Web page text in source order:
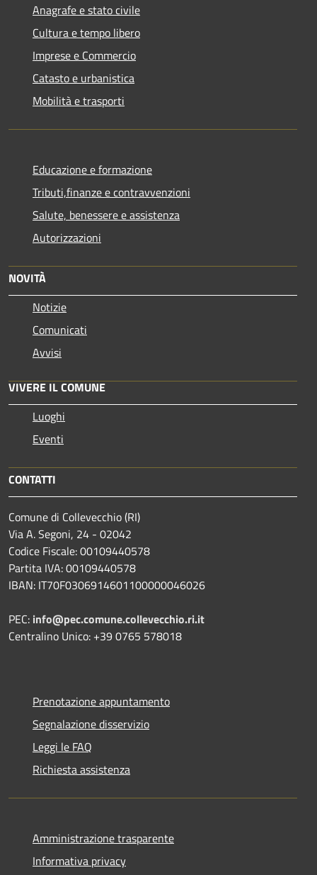
Anagrafe e stato civile
Cultura e tempo libero
Imprese e Commercio
Catasto e urbanistica
Mobilità e trasporti
Educazione e formazione
Tributi,finanze e contravvenzioni
Salute, benessere e assistenza
Autorizzazioni
NOVITÀ
Notizie
Comunicati
Avvisi
VIVERE IL COMUNE
Luoghi
Eventi
CONTATTI
Comune di Collevecchio (RI)
Via A. Segoni, 24 - 02042
Codice Fiscale: 00109440578
Partita IVA: 00109440578
IBAN: IT70F0306914601100000046026
PEC: info@pec.comune.collevecchio.ri.it
Centralino Unico: +39 0765 578018
Prenotazione appuntamento
Segnalazione disservizio
Leggi le FAQ
Richiesta assistenza
Amministrazione trasparente
Informativa privacy